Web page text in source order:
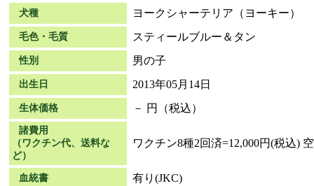
犬種 ヨークシャーテリア（ヨーキー）
毛色・毛質 スティールブルー＆タン
性別 男の子
出生日 2013年05月14日
生体価格 － 円（税込）
諸費用
（ワクチン代、送料な
ど）
ワクチン8種2回済=12,000円(税込)
血統書 有り(JKC)